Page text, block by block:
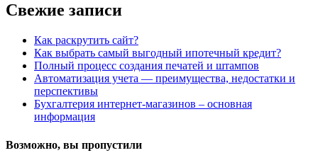
Свежие записи
Как раскрутить сайт?
Как выбрать самый выгодный ипотечный кредит?
Полный процесс создания печатей и штампов
Автоматизация учета — преимущества, недостатки и
перспективы
Бухгалтерия интернет-магазинов – основная
информация
Возможно, вы пропустили